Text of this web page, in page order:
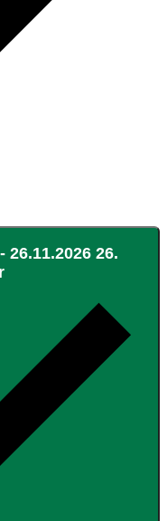
- 26.11.2026 26.